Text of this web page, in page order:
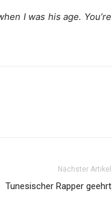
I was his age. You’re
Nächster Artikel
Tunesischer Rapper geehrt